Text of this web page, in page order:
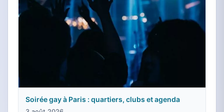
Soirée gay à Paris : quartiers, clubs et agenda